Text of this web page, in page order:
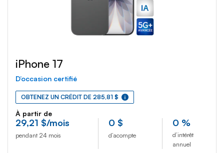
iPhone 17
D’occasion certifié
OBTENEZ UN CRÉDIT DE 285,81 $
À partir de
29,21 $/mois
pendant 24 mois
0 $
d’acompte
0 %
d’intérêt
annuel